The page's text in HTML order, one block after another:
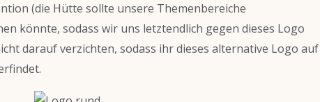
(die Hütte sollte unsere Themenbereiche
könnte, sodass wir uns letztendlich gegen dieses Logo
darauf verzichten, sodass ihr dieses alternative Logo auf